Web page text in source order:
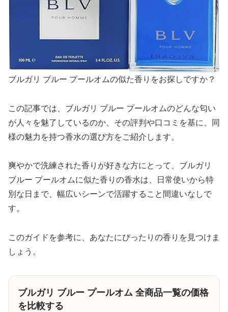
ブルガリ ブルー プールオムの似た香りをお探しですか？
この記事では、ブルガリ ブルー プールオムのどんな匂い
が人々を魅了しているのか、その評判や口コミを基に、同
様の魅力を持つ香水の選び方をご紹介します。
爽やかで洗練された香りが好きな方にとって、ブルガリ
ブルー プールオムに似た香りの香水は、日常使いから特
別な日まで、幅広いシーンで活躍すること間違いなしで
す。
このガイドを参考に、あなたにぴったりの香りを見つけま
しょう。
ブルガリ ブルー プールオム 全商品一覧の価格
を比較する